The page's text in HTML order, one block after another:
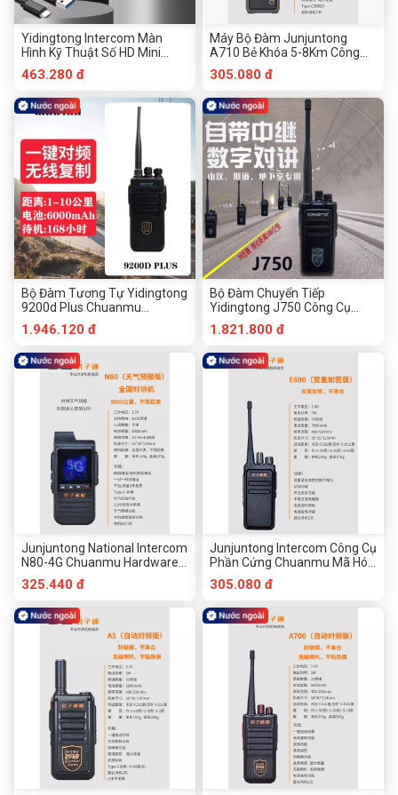
Yidingtong Intercom Màn
Hình Kỹ Thuật Số HD Mini
3Km-204 Công Cụ Phần Cứng
Chuanmu
463.280 đ
Bộ Đàm Tương Tự Yidingtong
9200d Plus Chuanmu
Hardware Tools
1.946.120 đ
Junjuntong National Intercom
N80-4G Chuanmu Hardware
Tools
325.440 đ
Máy Bộ Đàm Junjuntong
A710 Bẻ Khóa 5-8Km Công
Cụ Phần Cứng Chuanmu
305.080 đ
Bộ Đàm Chuyển Tiếp
Yidingtong J750 Công Cụ
Phần Cứng Chuanmu
1.821.800 đ
Junjuntong Intercom Công Cụ
Phần Cứng Chuanmu Mã Hóa
Kép E690-5 Km
305.080 đ